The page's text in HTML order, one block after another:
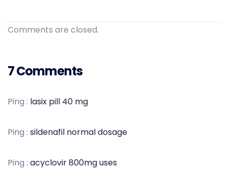
a
i
o
d
e
Comments are closed.
7 Comments
Ping : lasix pill 40 mg
Ping : sildenafil normal dosage
Ping : acyclovir 800mg uses